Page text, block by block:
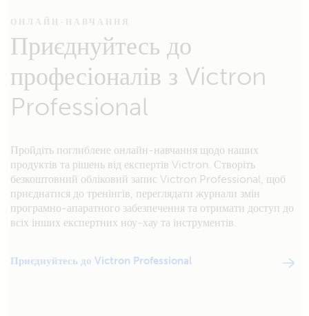
ОНЛАЙН-НАВЧАННЯ
Приєднуйтесь до
професіоналів з Victron
Professional
Пройдіть поглиблене онлайн-навчання щодо наших
продуктів та рішень від експертів Victron. Створіть
безкоштовний обліковий запис Victron Professional, щоб
приєднатися до тренінгів, переглядати журнали змін
програмно-апаратного забезпечення та отримати доступ до
всіх інших експертних ноу-хау та інструментів.
Приєднуйтесь до Victron Professional